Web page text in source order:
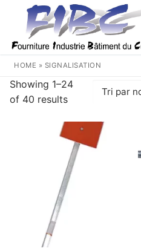
contenu
HOME » SIGNALISATION
Showing 1–24
of 40 results
Trié